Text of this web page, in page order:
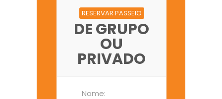
RESERVAR PASSEIO
DE GRUPO
OU
PRIVADO
Nome: